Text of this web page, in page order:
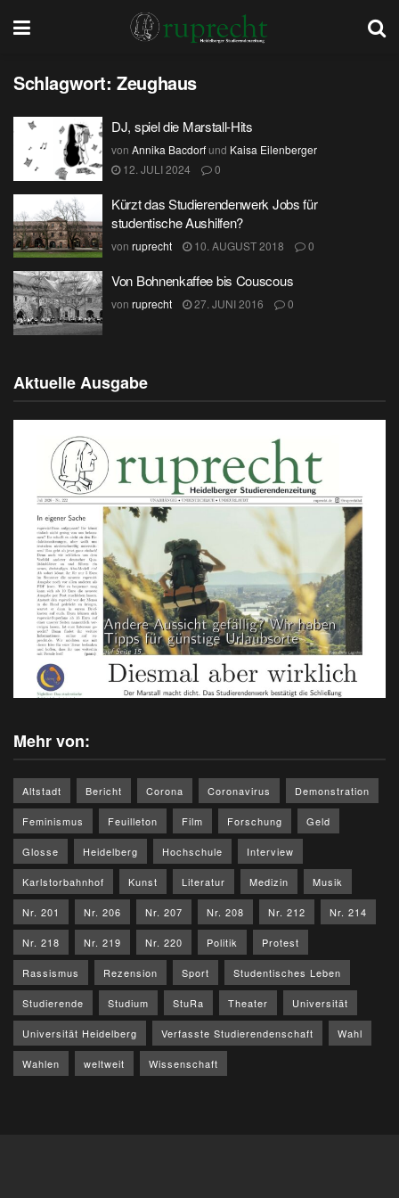
Schlagwort:Zeughaus
DJ, spiel die Marstall-Hits
von Annika Bacdorfund Kaisa Eilenberger
12. JULI 2024
0
Kürzt das Studierendenwerk Jobs für
studentische Aushilfen?
von ruprecht 10. AUGUST 2018 0
Von Bohnenkaffee bis Couscous
von ruprecht 27. JUNI 2016 0
Aktuelle Ausgabe
Mehr von:
Altstadt Bericht Corona Coronavirus Demonstration
Feminismus Feuilleton Film Forschung Geld
Glosse Heidelberg Hochschule Interview
Karlstorbahnhof Kunst Literatur Medizin Musik
Nr. 201 Nr. 206 Nr. 207 Nr. 208 Nr. 212 Nr. 214
Nr. 218 Nr. 219 Nr. 220 Politik Protest
Rassismus Rezension Sport Studentisches Leben
Studierende Studium StuRa Theater Universität
Universität Heidelberg Verfasste Studierendenschaft Wahl
Wahlen weltweit Wissenschaft